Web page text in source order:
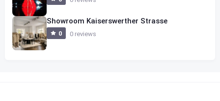
Showroom Kaiserswerther Strasse
0 0 reviews